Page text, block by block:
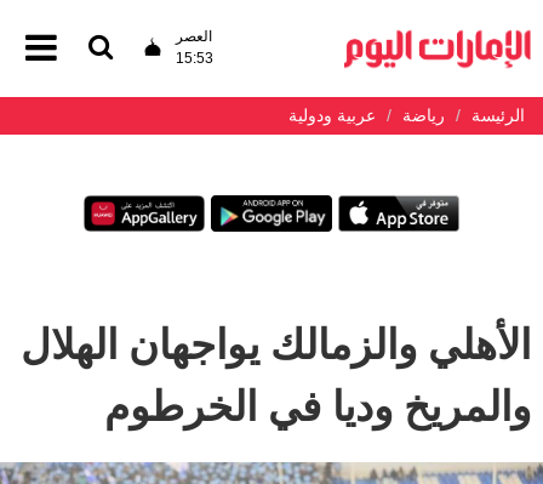
العصر
15:53
الرئيسة رياضة عربية ودولية
الأهلي والزمالك يواجهان الهلال
والمريخ وديا في الخرطوم